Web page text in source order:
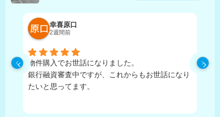
幸喜原口
2週間前
物件購入でお世話になりました。
銀行融資審査中ですが、これからもお世話になり
たいと思ってます。